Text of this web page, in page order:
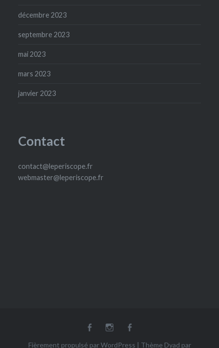
décembre 2023
septembre 2023
mai 2023
mars 2023
janvier 2023
Contact
contact@leperiscope.fr
webmaster@leperiscope.fr
Insta
Fièrement propulsé par WordPress | Thème Dyad par